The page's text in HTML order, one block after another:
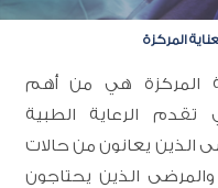
المركزة
المركزة هي من أهم
تقدم الرعاية الطبية
الذين يعانون من حالات
الذين يحتاجون